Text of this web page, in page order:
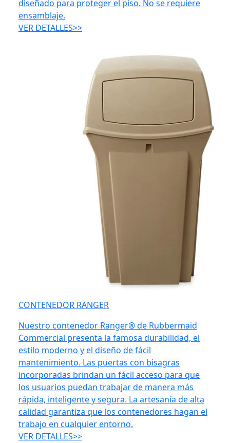
diseñado para proteger el piso. No se requiere
ensamblaje.
VER DETALLES>>
CONTENEDOR RANGER
Nuestro contenedor Ranger® de Rubbermaid
Commercial presenta la famosa durabilidad, el
estilo moderno y el diseño de fácil
mantenimiento. Las puertas con bisagras
incorporadas brindan un fácil acceso para que
los usuarios puedan trabajar de manera más
rápida, inteligente y segura. La artesanía de alta
calidad garantiza que los contenedores hagan el
trabajo en cualquier entorno.
VER DETALLES>>